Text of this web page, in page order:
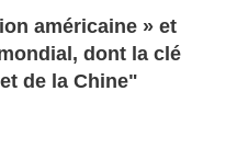
américaine » et
dont la clé
de la Chine"